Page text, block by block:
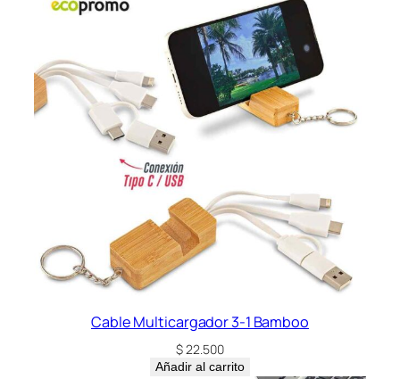
Cable Multicargador 3-1 Bamboo
$22.500
Añadir al carrito